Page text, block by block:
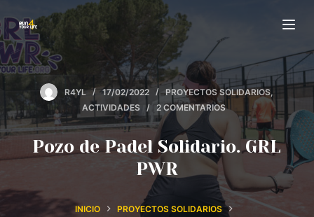
S
a
l
t
r
a
o
R4YL 17/02/2022 PROYECTOS SOLIDARIOS,
ACTIVIDADES
2 COMENTARIOS
Pozo de Padel Solidario. GRL
PWR
INICIO
PROYECTOS SOLIDARIOS